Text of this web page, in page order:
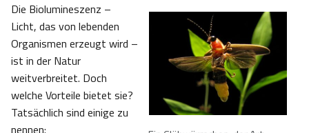
Die Biolumineszenz –
Licht, das von lebenden
Organismen erzeugt wird –
ist in der Natur
weitverbreitet. Doch
welche Vorteile bietet sie?
Tatsächlich sind einige zu
nennen: